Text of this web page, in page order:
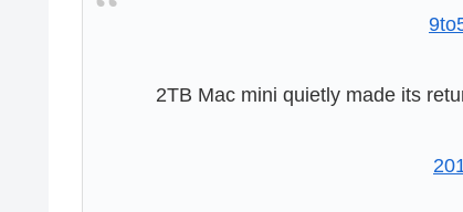
2TB Mac mini quietly made its